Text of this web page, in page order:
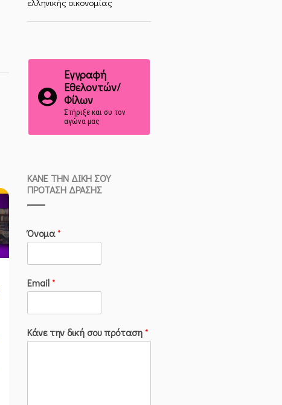
Εγγραφή
Εθελοντών/
Φίλων
Στήριξε και συ τον
αγώνα μας
ΚΆΝΕ ΤΗΝ ΔΙΚΉ ΣΟΥ
ΠΡΌΤΑΣΗ ΔΡΆΣΗΣ
Όνομα*
Email*
Κάνε την δική σου πρόταση*